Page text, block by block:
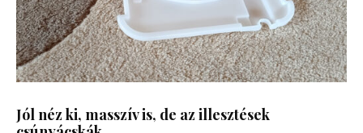
Jól néz ki, masszív is, de az illesztések